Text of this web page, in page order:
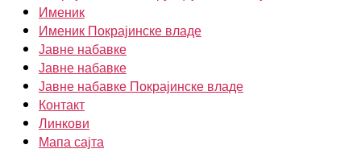
Именик
Именик Покрајинске владе
Јавне набавке
Јавне набавке
Јавне набавке Покрајинске владе
Контакт
Линкови
Мапа сајта